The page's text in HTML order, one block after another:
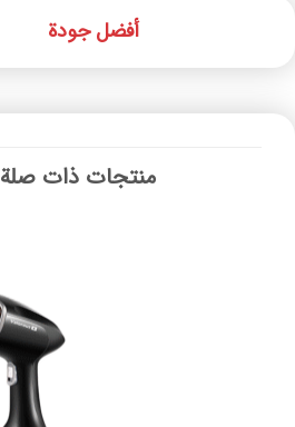
أفضل جودة
منتجات ذات صلة